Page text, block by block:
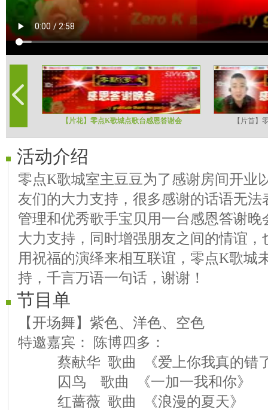
【片花】零点K歌城点歌台感恩答谢会 【片首】
活动介绍
零点K歌城室主豆豆为了感谢房间开业
友们的大力支持，很多感谢的话语无
管理和优秀歌手宝贝用一台感恩答谢
大力支持，同时增强朋友之间的情谊
用祝福的演绎来相互联谊，零点K歌城
持，千言万语一句话，谢谢！
节目单
【开场舞】紫色、洋色、空色
特邀嘉宾： 陈博四多：
蔡献华 歌曲 《爱上你我真的错
囚鸟 歌曲 《一加一我和你》
红蔷薇 歌曲 《浪漫的夏天